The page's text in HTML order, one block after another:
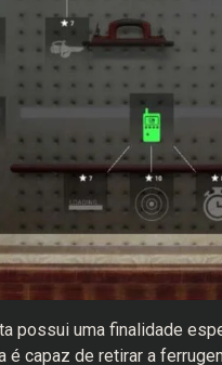
possui uma finalidade
é capaz de retirar a